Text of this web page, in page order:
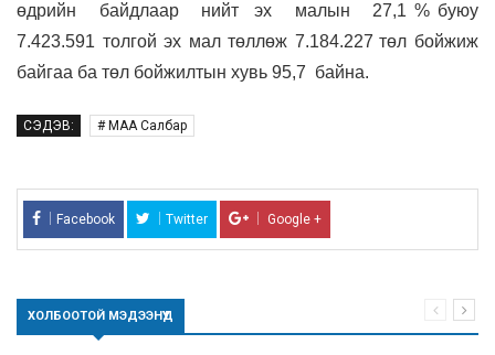
өдрийн байдлаар нийт эх малын 27,1 % буюу
7.423.591 толгой эх мал төллөж 7.184.227 төл бойжиж
байгаа ба төл бойжилтын хувь 95,7 байна.
СЭДЭВ: # МАА Салбар
Facebook Twitter Google +
ХОЛБООТОЙ МЭДЭЭНҮҮД